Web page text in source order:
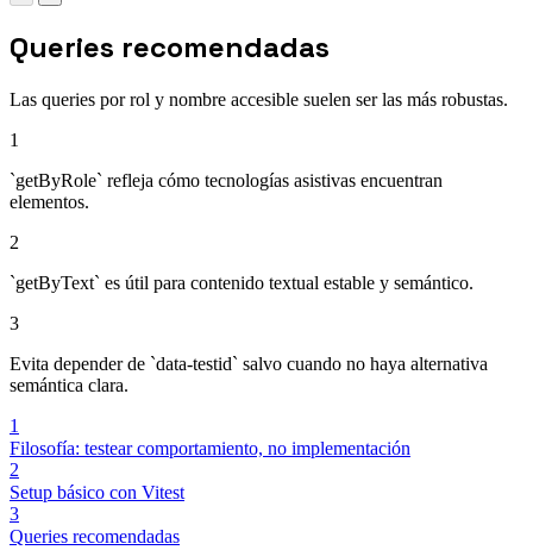
Queries recomendadas
Las queries por rol y nombre accesible suelen ser las más robustas.
1
`getByRole` refleja cómo tecnologías asistivas encuentran
elementos.
2
`getByText` es útil para contenido textual estable y semántico.
3
Evita depender de `data-testid` salvo cuando no haya alternativa
semántica clara.
1
Filosofía: testear comportamiento, no implementación
2
Setup básico con Vitest
3
Queries recomendadas